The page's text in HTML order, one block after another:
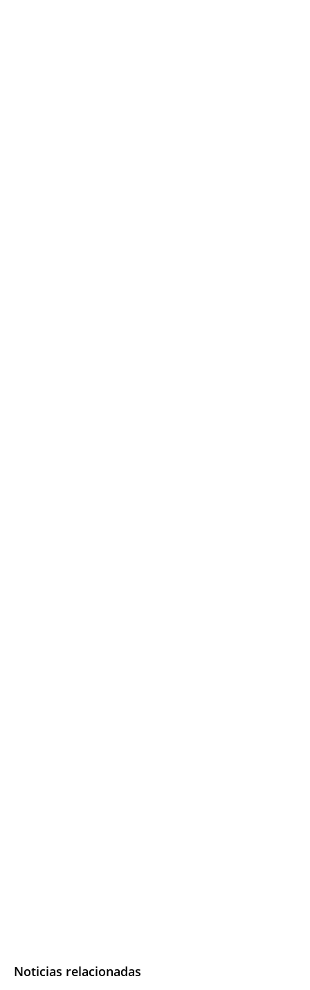
Noticias relacionadas